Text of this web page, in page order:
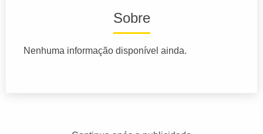
Sobre
Nenhuma informação disponível ainda.